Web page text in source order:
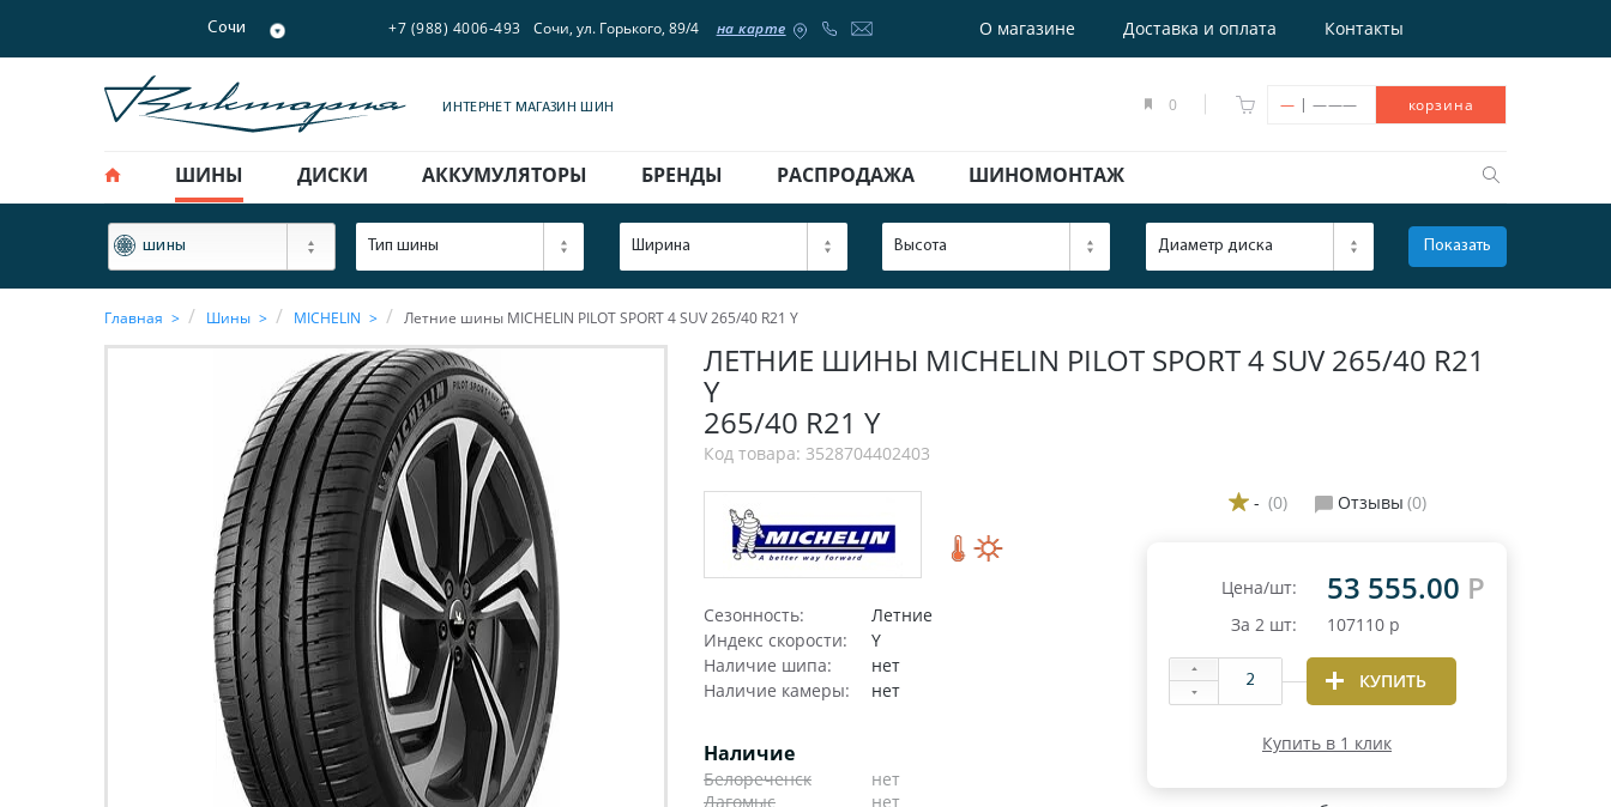
Сочи +7 (988) 4006-493 Сочи, ул. Горького, 89/4 на карте О магазине Доставка и оплата Контакты
ИНТЕРНЕТ МАГАЗИН ШИН 0 — | ——— корзина
ШИНЫ ДИСКИ АККУМУЛЯТОРЫ БРЕНДЫ РАСПРОДАЖА ШИНОМОНТАЖ
ФИЛЬТР ОТКРЫТЬ
шины Тип шины Ширина Высота Диаметр диска Показать
Главная Шины MICHELIN Летние шины MICHELIN PILOT SPORT 4 SUV 265/40 R21 Y
ЛЕТНИЕ ШИНЫ MICHELIN PILOT SPORT 4 SUV 265/40 R21
Y
265/40 R21 Y
Код товара: 3528704402403
Сезонность:
Летние
Индекс скорости:
Y
Наличие шипа:
нет
Наличие камеры:
нет
Наличие
Белореченск
нет
Дагомыс
нет
- (0) Отзывы (0)
Цена/шт: 53 555.00 Р
За 2 шт: 107110 р
КУПИТЬ
Купить в 1 клик